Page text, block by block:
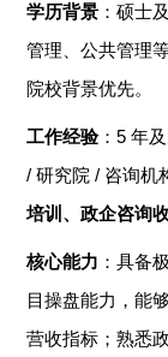
学历背景 ：硕士
管理、公共管理
院校背景优先。
工作经验：5年
/研究院 / 咨询机
培训、政企咨询
核心能力 ：具备
目操盘能力，能
营收指标；熟悉